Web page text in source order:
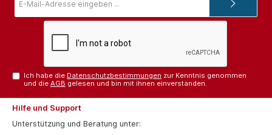
Mail-
Ich habe die Datenschutzbestimmungen zur Kenntnis genommen
und dieAGB gelesen und bin mit ihnen einverstanden.
Hilfe und Support
Unterstützung und Beratung unter: